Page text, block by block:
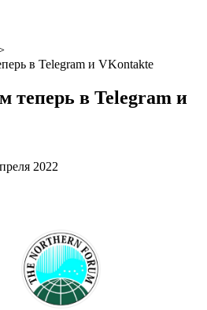
в Telegram и VKontakte
теперь в Telegram и
2022